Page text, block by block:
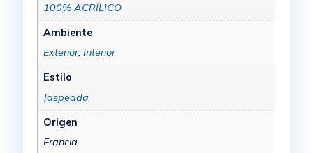
100% ACRÍLICO
Ambiente
Exterior, Interior
Estilo
Jaspeada
Origen
Francia